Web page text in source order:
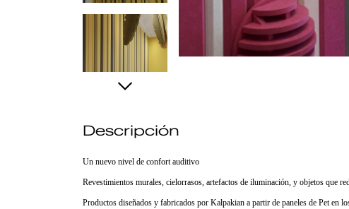
Descripción
Un nuevo nivel de confort auditivo
Revestimientos murales, cielorrasos, artefactos de iluminación, y objetos que
Productos diseñados y fabricados por Kalpakian a partir de paneles de Pet en